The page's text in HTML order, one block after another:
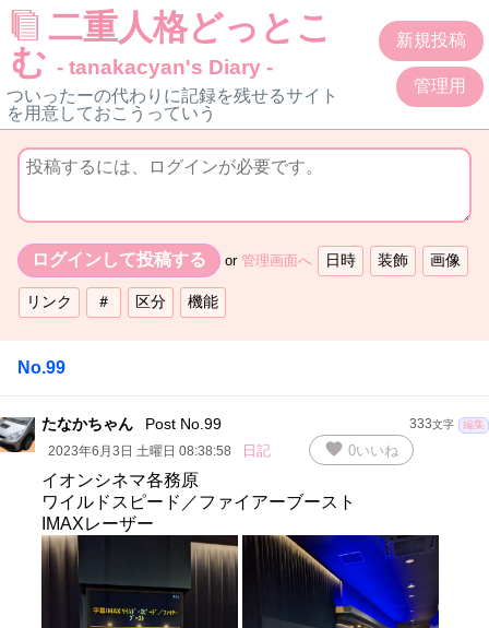
二重人格どっとこ
む - tanakacyan's Diary -
ついったーの代わりに記録を残せるサイト
を用意しておこうっていう
新規投稿
管理用
or 管理画面へ
No.99
333文字 編集
たなかちゃん Post No.99
2023年6月3日 土曜日 08:38:58 日記 favorite 0いいね
イオンシネマ各務原
ワイルドスピード／ファイアーブースト
IMAXレーザー